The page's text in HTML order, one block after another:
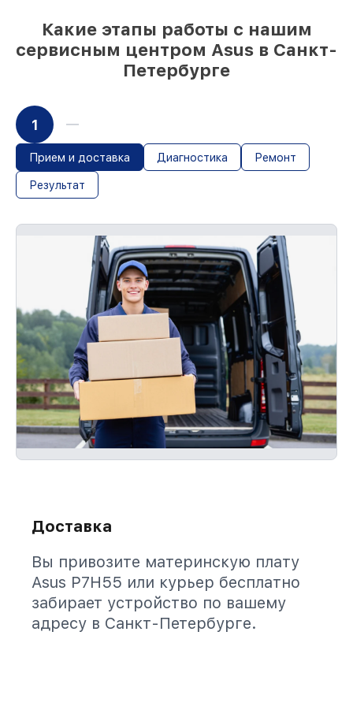
Какие этапы работы с нашим
сервисным центром Asus в Санкт-
Петербурге
1
Прием и доставка Диагностика Ремонт
Результат
Доставка
Вы привозите материнскую плату
Asus P7H55 или курьер бесплатно
забирает устройство по вашему
адресу в Санкт-Петербурге.